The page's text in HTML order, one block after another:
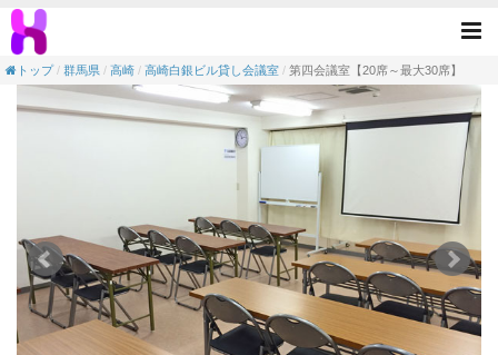
【会議室】高崎白銀ビル貸し会議室-第四
トップ
群馬県 高崎 高崎白銀ビル貸し会議室 第四会議室【20席～最大30席】